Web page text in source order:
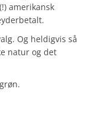
amerikansk
Og heldigvis så
natur og det